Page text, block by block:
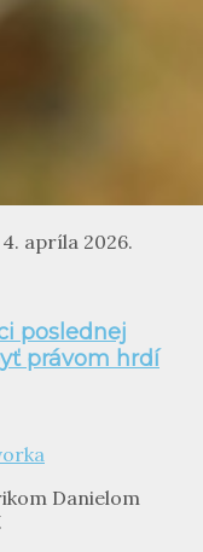
apríla 2026.
poslednej
právom hrdí
Danielom